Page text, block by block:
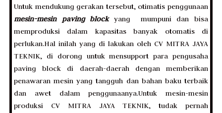
Untuk mendukung gerakan tersebut, otimatis penggunaan
mesin-mesin paving blockyang mumpuni dan bisa
memproduksi dalam kapasitas banyak otomatis di
perlukan.Hal inilah yang di lakukan oleh CV MITRA JAYA
TEKNIK, di dorong untuk mensupport para pengusaha
paving block di daerah-daerah dengan memberikan
penawaran mesin yang tangguh dan bahan baku terbaik
dan awet dalam penggunaanya.Untuk mesin-mesin
produksi CV MITRA JAYA TEKNIK, tudak pernah